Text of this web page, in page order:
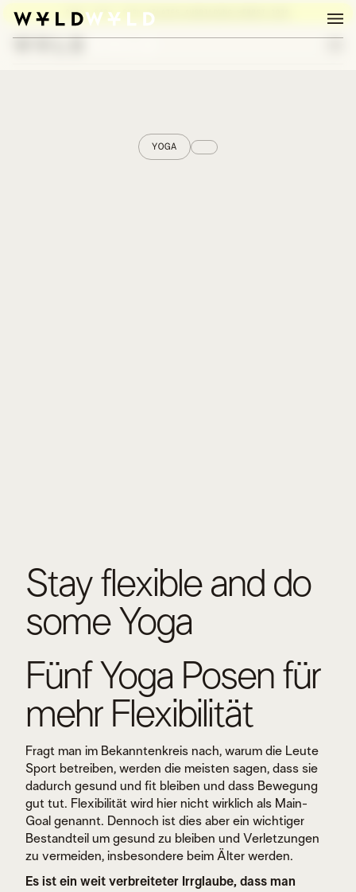
BURN, BABY, BURN:PILATES AUSBILDUNG HERBST 2026
YOGA
Stay flexible and do
some Yoga
Fünf Yoga Posen für
mehr Flexibilität
Fragt man im Bekanntenkreis nach, warum die Leute
Sport betreiben, werden die meisten sagen, dass sie
dadurch gesund und fit bleiben und dass Bewegung
gut tut. Flexibilität wird hier nicht wirklich als Main-
Goal genannt. Dennoch ist dies aber ein wichtiger
Bestandteil um gesund zu bleiben und Verletzungen
zu vermeiden, insbesondere beim Älter werden.
Es ist ein weit verbreiteter Irrglaube, dass man